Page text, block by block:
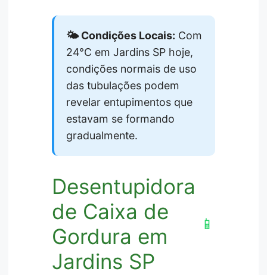
🌤️ Condições Locais: Com
24°C em Jardins SP hoje,
condições normais de uso
das tubulações podem
revelar entupimentos que
estavam se formando
gradualmente.
Desentupidora
de Caixa de
Gordura em
Jardins SP
📱